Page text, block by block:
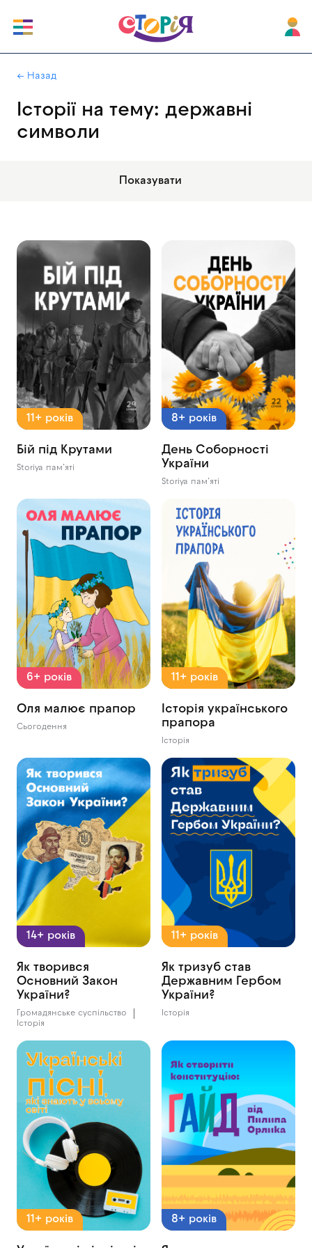
← Назад
Історії на тему: державні
символи
Показувати
11+ років
Бій під Крутами
Storiya пам’яті
8+ років
День Соборності
України
Storiya пам’яті
6+ років
Оля малює прапор
Сьогодення
11+ років
Історія українського
прапора
Історія
14+ років
Як творився
Основний Закон
України?
Громадянське суспільство
Історія
11+ років
Як тризуб став
Державним Гербом
України?
Історія
11+ років 8+ років